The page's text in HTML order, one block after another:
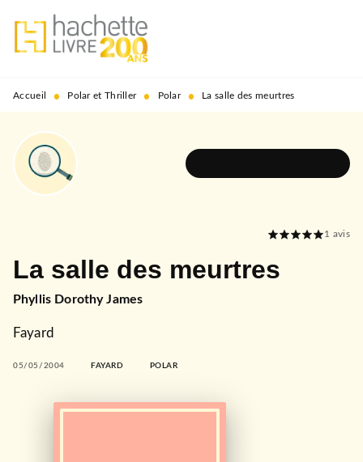
MENU RECHERCHE
PIED DE PAGE
Accueil • Polar et Thriller • Polar • La salle des meurtres
1 avis
La salle des meurtres
Phyllis Dorothy James
Fayard
05/05/2004 FAYARD POLAR